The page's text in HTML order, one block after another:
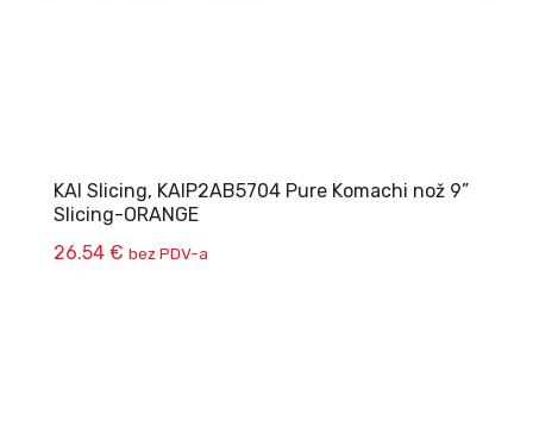
KAI Slicing, KAIP2AB5704 Pure Komachi nož 9”
Slicing-ORANGE
26.54 € bez PDV-a